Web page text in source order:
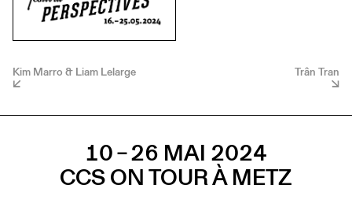
Kim Marro & Liam Lelarge Trân Tran
10 – 26 MAI 2024
CCS ON TOUR À METZ